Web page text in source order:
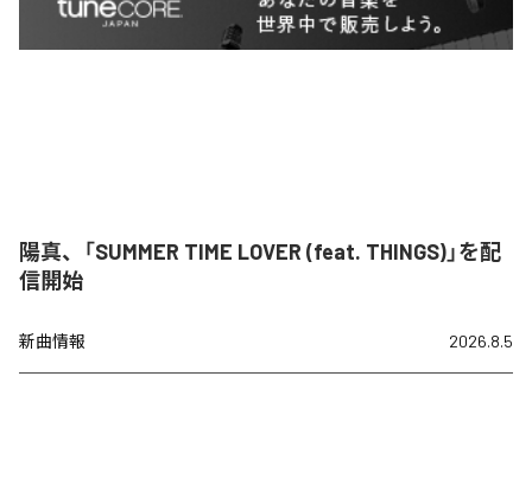
陽真、「SUMMER TIME LOVER (feat. THINGS)」を配
信開始
新曲情報 2026.8.5